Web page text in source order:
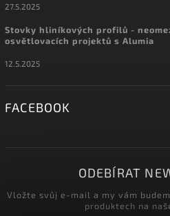
27.5.2025
Stovky hliníkových profilů -
osvětlovacích projektů s Alumia
12.5.2025
FACEBOOK
ODEBÍRAT
Vložte svůj e-mail a my vám
produktech na